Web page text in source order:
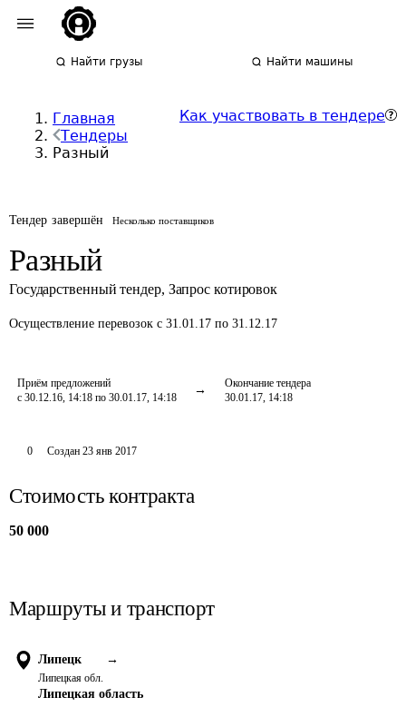
Найти грузы Найти машины
Главная
Тендеры
Разный
Как участвовать в тендере
Тендер завершён Несколько поставщиков
Разный
Государственный тендер, Запрос котировок
Осуществление перевозок с 31.01.17 по 31.12.17
Приём предложений
с 30.12.16, 14:18 по 30.01.17, 14:18
Окончание тендера
30.01.17, 14:18
0 Создан 23 янв 2017
Стоимость контракта
50 000
Маршруты и транспорт
Липецк →
Липецкая обл.
Липецкая область